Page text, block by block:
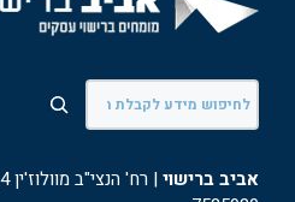
חיפוש
אביב ברישוי